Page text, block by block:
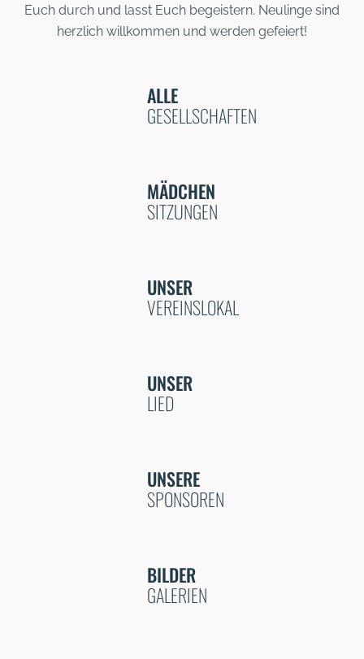
Euch durch und lasst Euch begeistern. Neulinge sind
herzlich willkommen und werden gefeiert!
ALLE
GESELLSCHAFTEN
MÄDCHEN
SITZUNGEN
UNSER
VEREINSLOKAL
UNSER
LIED
UNSERE
SPONSOREN
BILDER
GALERIEN